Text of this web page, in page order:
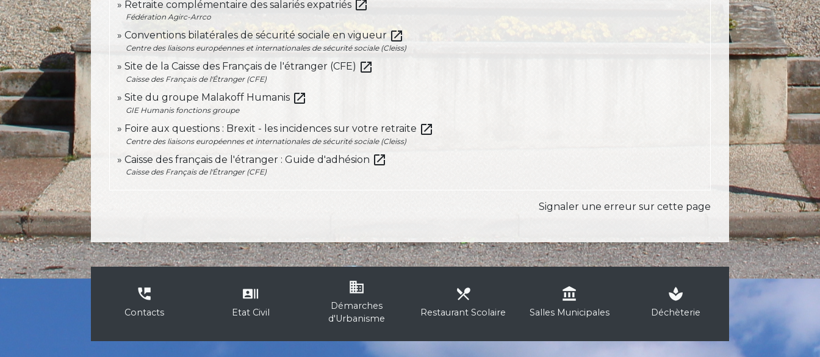
Retraite complémentaire des salariés expatriés open_in_new
Fédération Agirc-Arrco
Conventions bilatérales de sécurité sociale en vigueur open_in_new
Centre des liaisons européennes et internationales de sécurité sociale (Cleiss)
Site de la Caisse des Français de l'étranger (CFE) open_in_new
Caisse des Français de l'Étranger (CFE)
Site du groupe Malakoff Humanis open_in_new
GIE Humanis fonctions groupe
Foire aux questions : Brexit - les incidences sur votre retraite open_in_new
Centre des liaisons européennes et internationales de sécurité sociale (Cleiss)
Caisse des français de l'étranger : Guide d'adhésion open_in_new
Caisse des Français de l'Étranger (CFE)
Signaler une erreur sur cette page
perm_phone_msg
Contacts
recent_actors
Etat Civil
business
Démarches
d'Urbanisme
local_dining
Restaurant Scolaire
account_balance
Salles Municipales
spa
Déchèterie